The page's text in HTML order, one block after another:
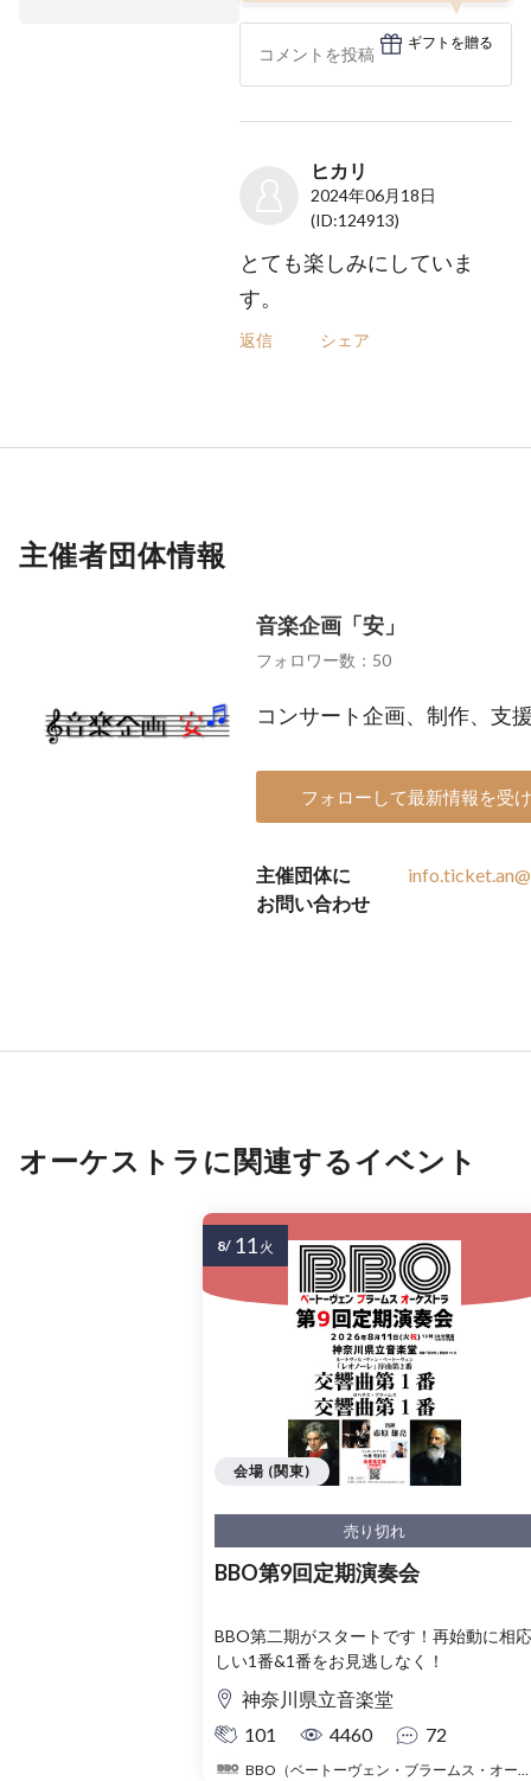
ギフトを贈る
ヒカリ
2024年06月18日
(ID:124913)
とても楽しみにしていま
す。
返信 シェア
主催者団体情報
音楽企画「安」
フォロワー数：50
コンサート企画、制作、支
フォローして最新情報を受
主催団体に
お問い合わせ
オーケストラに関連するイベント
売り切れ
BBO第9回定期演奏会
BBO第二期がスタートです！再始動に相応
しい1番&1番をお見逃しなく！
神奈川県立音楽堂
101
4460 72
会場 (関東)
8/ 11 火